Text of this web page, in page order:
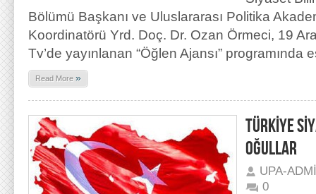
Bölümü Başkanı ve Uluslararası Politika
Koordinatörü Yrd. Doç. Dr. Ozan Örmeci, 19
Tv’de yayınlanan “Öğlen Ajansı” programında
Read More »
TÜRKİYE
OĞULLAR
UPA-
0